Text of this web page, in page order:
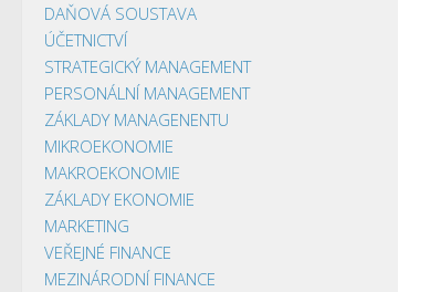
DAŇOVÁ SOUSTAVA
ÚČETNICTVÍ
STRATEGICKÝ MANAGEMENT
PERSONÁLNÍ MANAGEMENT
ZÁKLADY MANAGENENTU
MIKROEKONOMIE
MAKROEKONOMIE
ZÁKLADY EKONOMIE
MARKETING
VEŘEJNÉ FINANCE
MEZINÁRODNÍ FINANCE